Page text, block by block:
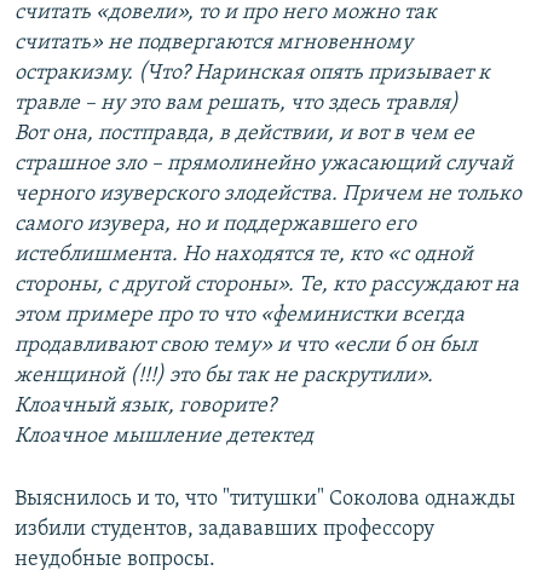
считать «довели», то и про него можно так
считать» не подвергаются мгновенному
остракизму. (Что? Наринская опять призывает к
травле – ну это вам решать, что здесь травля)
Вот она, постправда, в действии, и вот в чем ее
страшное зло – прямолинейно ужасающий случай
черного изуверского злодейства. Причем не только
самого изувера, но и поддержавшего его
истеблишмента. Но находятся те, кто «с одной
стороны, с другой стороны». Те, кто рассуждают на
этом примере про то что «феминистки всегда
продавливают свою тему» и что «если б он был
женщиной (!!!) это бы так не раскрутили».
Клоачный язык, говорите?
Клоачное мышление детектед
Выяснилось и то, что "титушки" Соколова однажды
избили студентов, задававших профессору
неудобные вопросы.